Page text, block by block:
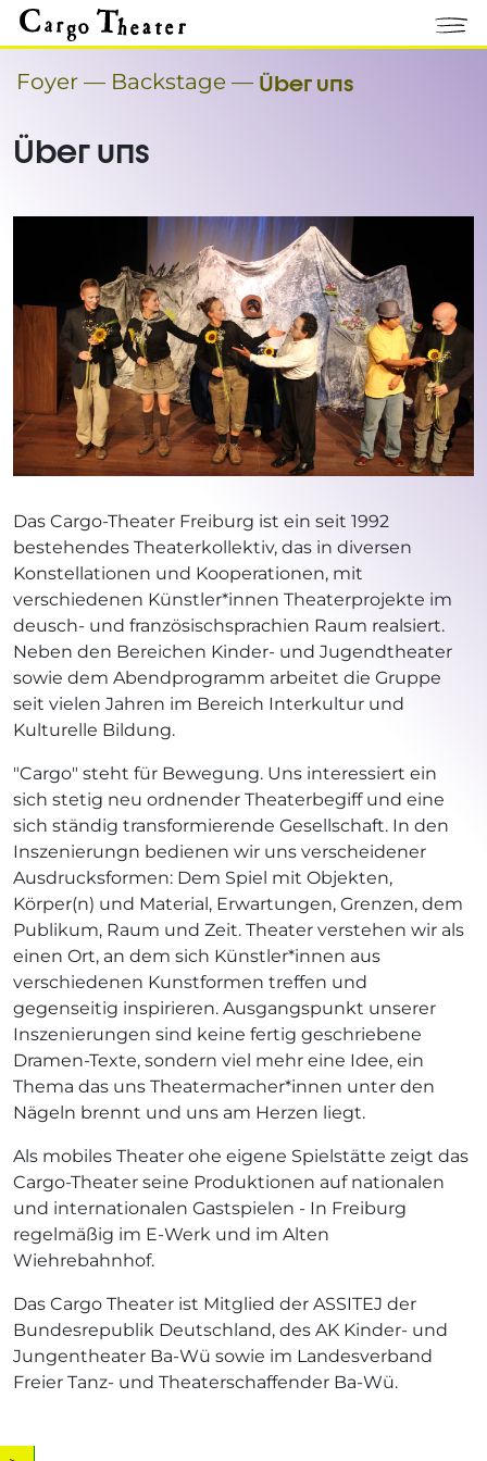
Foyer — Backstage — Über uns
Über uns
Das Cargo-Theater Freiburg ist ein seit 1992
bestehendes Theaterkollektiv, das in diversen
Konstellationen und Kooperationen, mit
verschiedenen Künstler*innen Theaterprojekte im
deusch- und französischsprachien Raum realsiert.
Neben den Bereichen Kinder- und Jugendtheater
sowie dem Abendprogramm arbeitet die Gruppe
seit vielen Jahren im Bereich Interkultur und
Kulturelle Bildung.
"Cargo" steht für Bewegung. Uns interessiert ein
sich stetig neu ordnender Theaterbegiff und eine
sich ständig transformierende Gesellschaft. In den
Inszenierungn bedienen wir uns verscheidener
Ausdrucksformen: Dem Spiel mit Objekten,
Körper(n) und Material, Erwartungen, Grenzen, dem
Publikum, Raum und Zeit. Theater verstehen wir als
einen Ort, an dem sich Künstler*innen aus
verschiedenen Kunstformen treffen und
gegenseitig inspirieren. Ausgangspunkt unserer
Inszenierungen sind keine fertig geschriebene
Dramen-Texte, sondern viel mehr eine Idee, ein
Thema das uns Theatermacher*innen unter den
Nägeln brennt und uns am Herzen liegt.
Als mobiles Theater ohe eigene Spielstätte zeigt das
Cargo-Theater seine Produktionen auf nationalen
und internationalen Gastspielen - In Freiburg
regelmäßig im E-Werk und im Alten
Wiehrebahnhof.
Das Cargo Theater ist Mitglied der ASSITEJ der
Bundesrepublik Deutschland, des AK Kinder- und
Jungentheater Ba-Wü sowie im Landesverband
Freier Tanz- und Theaterschaffender Ba-Wü.